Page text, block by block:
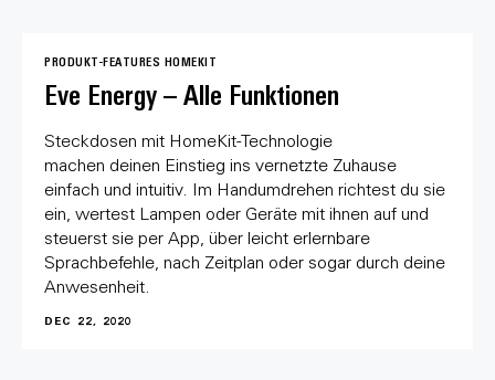
PRODUKT-FEATURES HOMEKIT
Eve Energy – Alle Funktionen
Steckdosen mit HomeKit-Technologie
machen deinen Einstieg ins vernetzte Zuhause
einfach und intuitiv. Im Handumdrehen richtest du sie
ein, wertest Lampen oder Geräte mit ihnen auf und
steuerst sie per App, über leicht erlernbare
Sprachbefehle, nach Zeitplan oder sogar durch deine
Anwesenheit.
DEC 22, 2020